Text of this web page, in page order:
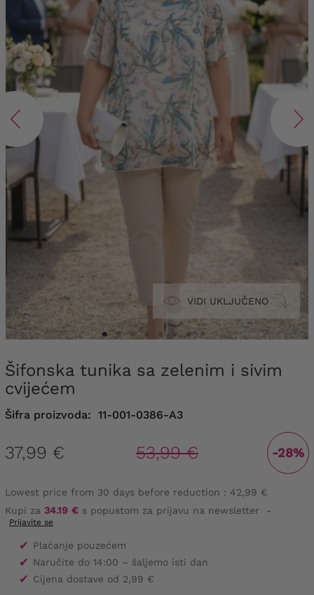
VIDI UKLJUČENO
Šifonska tunika sa zelenim i sivim
cvijećem
Šifra proizvoda: 11-001-0386-A3
37,99 € 53,99 € -28%
Lowest price from 30 days before reduction : 42,99 €
Kupi za 34.19 € s popustom za prijavu na newsletter -
Prijavite se
✔ Plaćanje pouzećem
✔ Naručite do 14:00 – šaljemo isti dan
✔ Cijena dostave od 2,99 €